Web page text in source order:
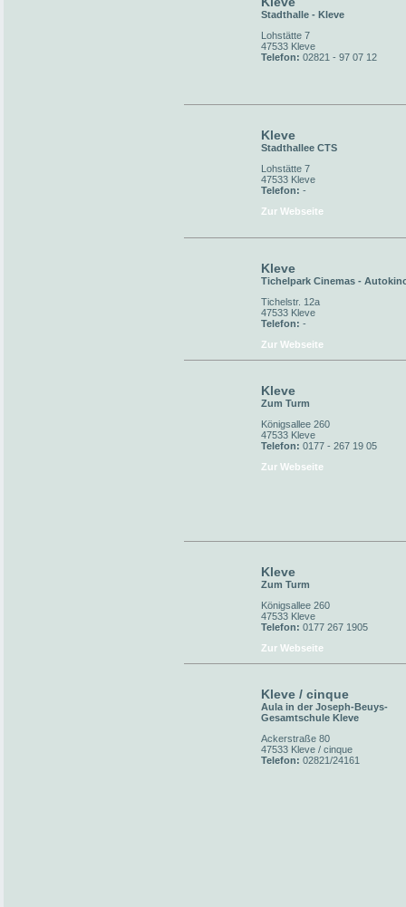
Stadthalle - Kleve
Lohstätte 7
47533 Kleve
Telefon: 02821 - 97 07 12
Kleve
Stadthallee CTS
Lohstätte 7
47533 Kleve
Telefon: -
Zur Webseite
Kleve
Tichelpark Cinemas -
Tichelstr. 12a
47533 Kleve
Telefon: -
Zur Webseite
Kleve
Zum Turm
Königsallee 260
47533 Kleve
Telefon: 0177 - 267 19 05
Zur Webseite
Kleve
Zum Turm
Königsallee 260
47533 Kleve
Telefon: 0177 267 1905
Zur Webseite
Kleve / cinque
Aula in der Joseph-Beuys-
Gesamtschule Kleve
Ackerstraße 80
47533 Kleve / cinque
Telefon: 02821/24161